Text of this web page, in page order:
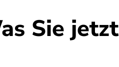
Sie jetzt